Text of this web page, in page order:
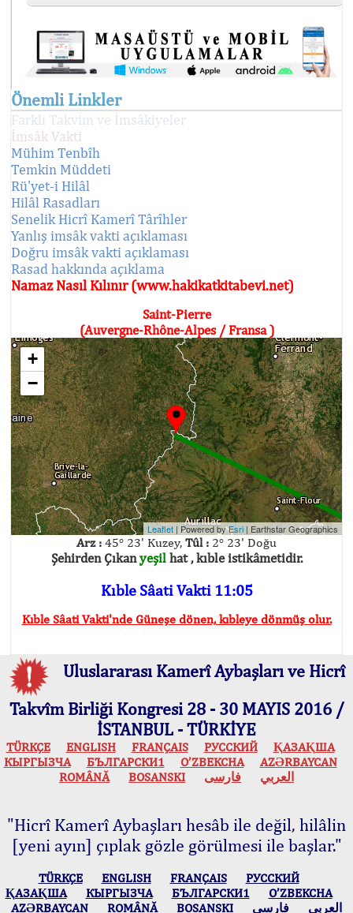
Önemli Linkler
Farklı Takvim ve İmsâkiyeler
İmsâk Vakti
Mühim Tenbîh
Temkin Müddeti
Rü'yet-i Hilâl
Hilâl Rasadları
Senelik Hicrî Kamerî Târîhler
Yanlış imsâk vakti açıklaması
Doğru imsâk vakti açıklaması
Rasad hakkında açıklama
Namaz Nasıl Kılınır (www.hakikatkitabevi.net)
Saint-Pierre
(Auvergne-Rhône-Alpes / Fransa )
+
−
Leaflet | Powered byEsri | Earthstar Geographics
Arz : 45° 23' Kuzey, Tûl : 2° 23' Doğu
Şehirden Çıkanyeşilhat , kıble istikâmetidir.
Kıble Sâati Vakti 11:05
Kıble Sâati Vakti'nde Güneşe dönen, kıbleye dönmüş olur.
Uluslararası Kamerî Aybaşları ve Hicrî
Takvîm Birliği Kongresi 28 - 30 MAYIS 2016 /
İSTANBUL - TÜRKİYE
TÜRKÇE ENGLISH FRANÇAIS РУССКИЙ
ҚАЗАҚША
КЫPГЫЗЧA
БЪЛГАРСКИ1 O’ZBEKCHA
AZӘRBAYCAN
ROMÂNĂ
BOSANSKI العربي فارسی
"Hicrî Kamerî Aybaşları hesâb ile değil, hilâlin
[yeni ayın] çıplak gözle görülmesi ile başlar."
TÜRKÇE ENGLISH FRANÇAIS
РУССКИЙ
ҚАЗАҚША
КЫPГЫЗЧA БЪЛГАРСКИ1
O’ZBEKCHA
AZӘRBAYCAN
ROMÂNĂ BOSANSKI العربي فارسی